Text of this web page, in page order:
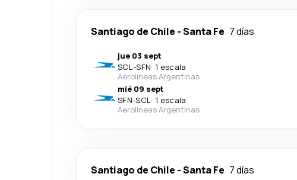
Santiago de Chile -Santa Fe 7 días
jue 03 sept
SCL-SFN· 1 escala
Aerolineas Argentinas
mié 09 sept
SFN-SCL· 1 escala
Aerolineas Argentinas
Santiago de Chile -Santa Fe 7 días